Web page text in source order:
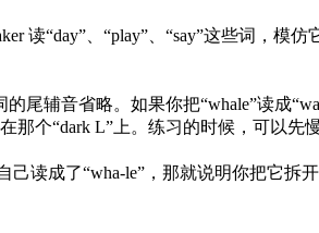
读“day”、“play”、“say”这些词，
尾辅音省略。如果你把“whale”读成
那个“dark L”上。练习的时候，可以先
读成了“wha-le”，那就说明你把它拆